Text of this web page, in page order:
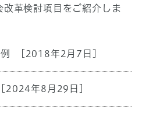
革検討項目をご紹介しま
[2018年2月7日]
[2024年8月29日]